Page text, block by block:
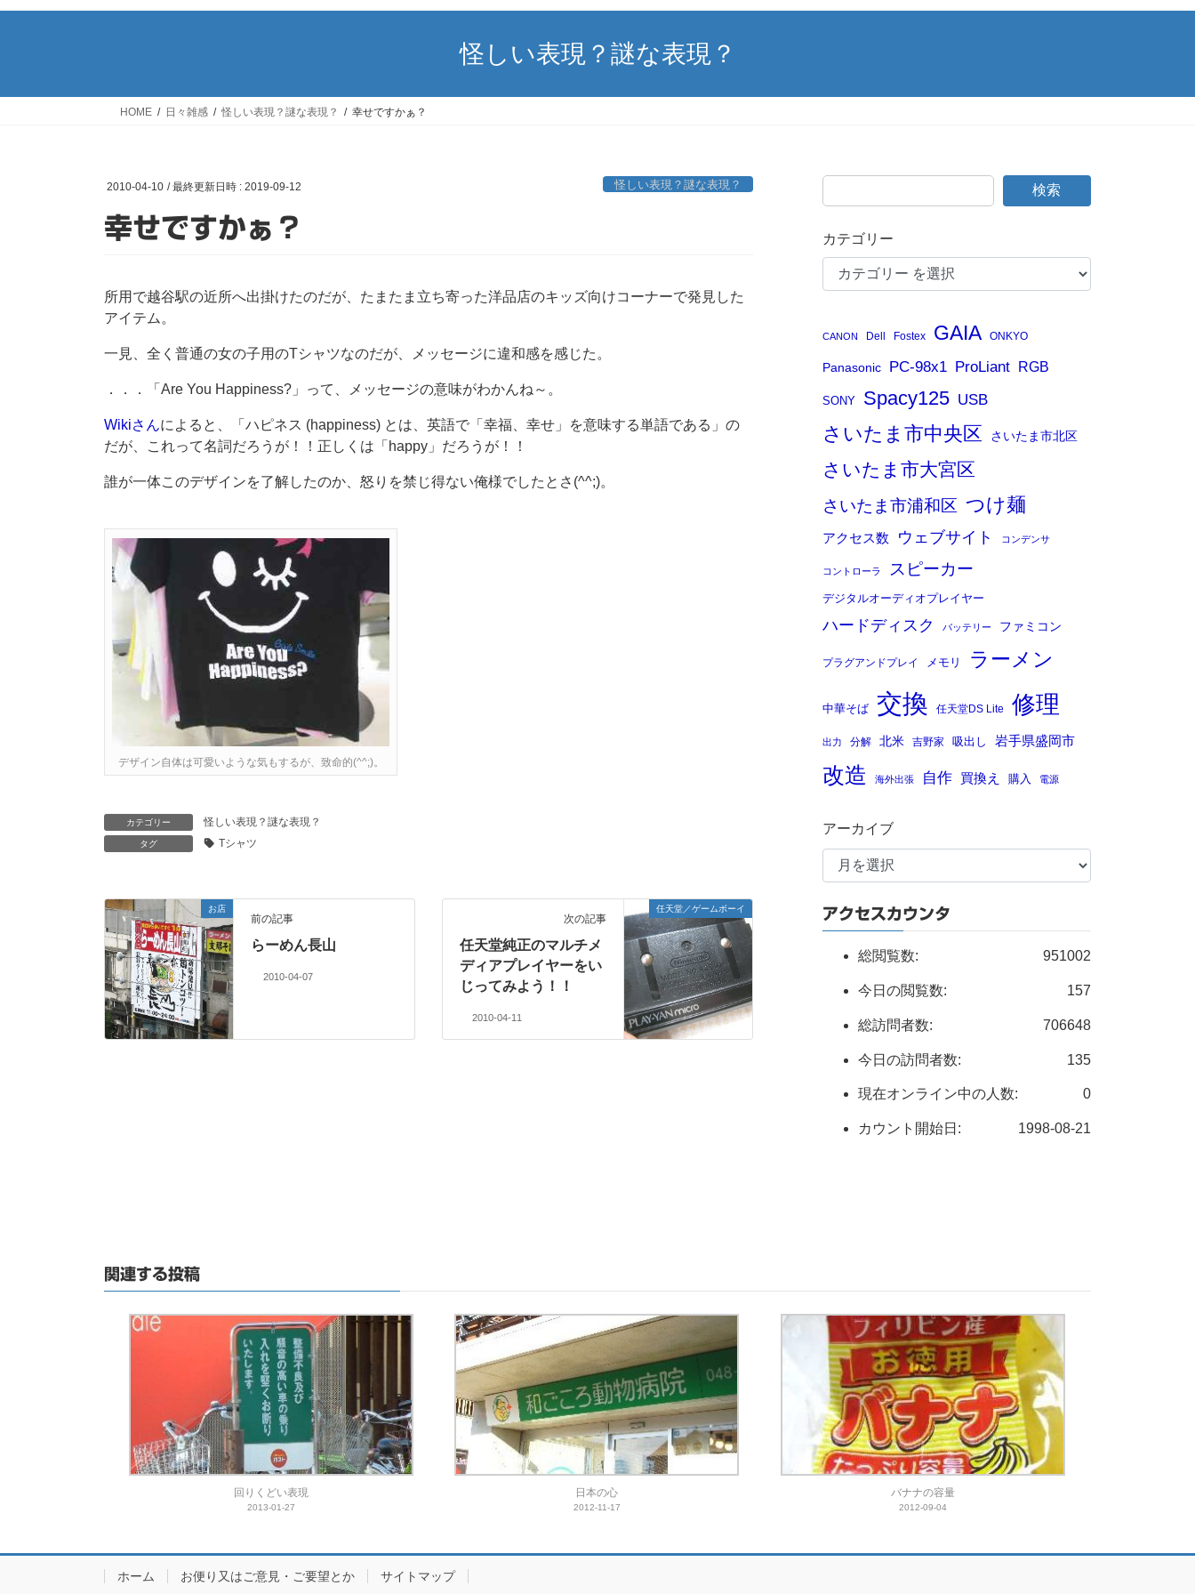
怪しい表現？謎な表現？
HOME 日々雑感 怪しい表現？謎な表現？ 幸せですかぁ？
2010-04-10 / 最終更新日時 : 2019-09-12 怪しい表現？謎な表現？
幸せですかぁ？
所用で越谷駅の近所へ出掛けたのだが、たまたま立ち寄った洋品店のキッズ向けコーナーで発見した
アイテム。
一見、全く普通の女の子用のTシャツなのだが、メッセージに違和感を感じた。
．．．「Are You Happiness?」って、メッセージの意味がわかんね～。
Wikiさんによると、「ハピネス (happiness) とは、英語で「幸福、幸せ」を意味する単語である」の
だが、これって名詞だろうが！！正しくは「happy」だろうが！！
誰が一体このデザインを了解したのか、怒りを禁じ得ない俺様でしたとさ(^^;)。
デザイン自体は可愛いような気もするが、致命的(^^;)。
カテゴリー 怪しい表現？謎な表現？
タグ Tシャツ
お店
前の記事
らーめん長山
2010-04-07
任天堂／ゲームボーイ
次の記事
任天堂純正のマルチメ
ディアプレイヤーをい
じってみよう！！
2010-04-11
検索
カテゴリー
CANON Dell Fostex GAIA ONKYO
Panasonic PC-98x1 ProLiant RGB
SONY Spacy125 USB
さいたま市中央区 さいたま市北区
さいたま市大宮区
さいたま市浦和区 つけ麺
アクセス数 ウェブサイト コンデンサ
コントローラ スピーカー
デジタルオーディオプレイヤー
ハードディスク バッテリー ファミコン
プラグアンドプレイ メモリ ラーメン
中華そば 交換 任天堂DS Lite 修理
出力 分解 北米 吉野家 吸出し 岩手県盛岡市
改造 海外出張 自作 買換え 購入 電源
アーカイブ
アクセスカウンタ
951002
総閲覧数:
157
今日の閲覧数:
706648
総訪問者数:
135
今日の訪問者数:
0
現在オンライン中の人数:
1998-08-21
カウント開始日:
関連する投稿
回りくどい表現
2013-01-27
日本の心
2012-11-17
バナナの容量
2012-09-04
ホーム お便り又はご意見・ご要望とか サイトマップ